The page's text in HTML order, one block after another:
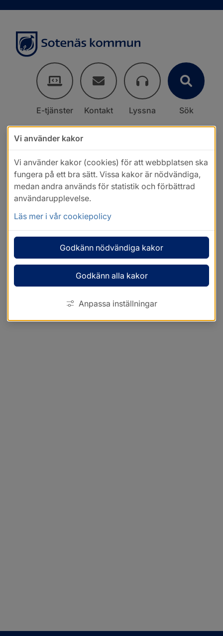
E-tjänster Kontakt Lyssna Sök
Vi använder kakor
Vi använder kakor (cookies) för att webbplatsen ska
fungera på ett bra sätt. Vissa kakor är nödvändiga,
medan andra används för statistik och förbättrad
användarupplevelse.
Läs mer i vår cookiepolicy
Godkänn nödvändiga kakor
Godkänn alla kakor
Anpassa inställningar